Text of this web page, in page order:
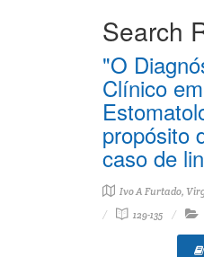
Search
"O
Clínico em
propósito
caso de
Ivo A Furtado,
129-135